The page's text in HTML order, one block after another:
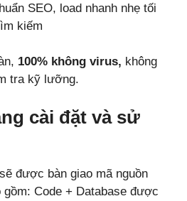
SEO, load nhanh nhẹ tối
kiếm
100% không virus, không
tra kỹ lưỡng.
cài đặt và sử
được bàn giao mã nguồn
gồm: Code + Database được